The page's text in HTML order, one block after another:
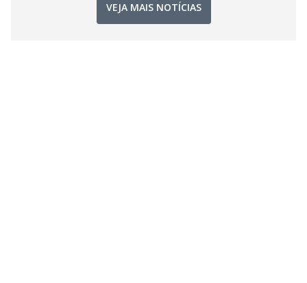
VEJA MAIS NOTÍCIAS